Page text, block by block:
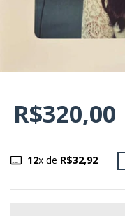
R$320,00
12x de R$32,92